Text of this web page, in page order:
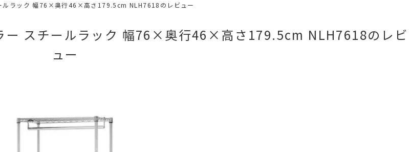
ルラック 幅76×奥行46×高さ179.5cm NLH7618のレビュー
ー スチールラック 幅76×奥行46×高さ179.5cm NLH7618のレビ
ュー